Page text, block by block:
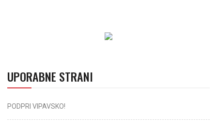
UPORABNE STRANI
PODPRI VIPAVSKO!